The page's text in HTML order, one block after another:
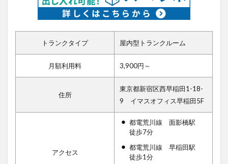
トランクタイプ 屋内型トランクルーム
月額利用料 3,900円～
住所
東京都新宿区西早稲田1-18-
9 イマスオフィス早稲田5F
アクセス
都電荒川線 面影橋駅
徒歩7分
都電荒川線 早稲田駅
徒歩1分